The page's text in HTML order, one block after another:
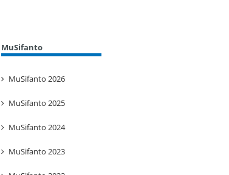
MuSifanto
MuSifanto 2026
MuSifanto 2025
MuSifanto 2024
MuSifanto 2023